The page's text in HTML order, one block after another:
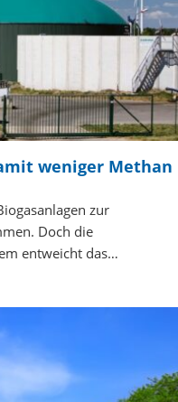
weniger Methan
zur
Doch die
entweicht das…